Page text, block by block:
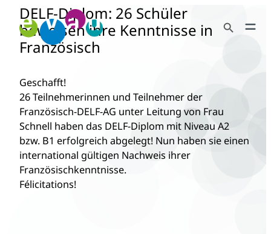
Zum
Inhalt
springen
DELF-Diplom: 26 Schüler
beweisen ihre Kenntnisse in
Französisch
Geschafft!
26 Teilnehmerinnen und Teilnehmer der
Französisch-DELF-AG unter Leitung von Frau
Schnell haben das DELF-Diplom mit Niveau A2
bzw. B1 erfolgreich abgelegt! Nun haben sie einen
international gültigen Nachweis ihrer
Französischkenntnisse.
Félicitations!